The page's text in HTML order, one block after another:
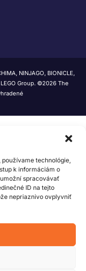
používame technológie,
k informáciám o
spracovávať
ID na tejto
nepriaznivo ovplyvniť
NINJAGO, BIONICLE,
Group. ©2026 The